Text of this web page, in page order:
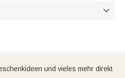

und vieles mehr direkt